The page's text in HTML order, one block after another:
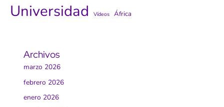
Universidad Vídeos África
Archivos
marzo 2026
febrero 2026
enero 2026